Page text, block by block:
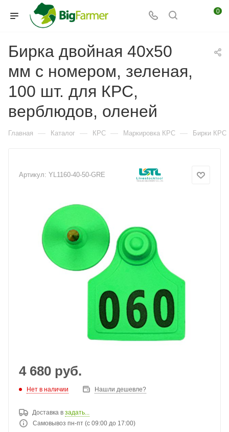
0
Бирка двойная 40х50
мм с номером, зеленая,
100 шт. для КРС,
верблюдов, оленей
Главная — Каталог — КРС — Маркировка КРС — Бирки КРС
Артикул: YL1160-40-50-GRE
4 680 руб.
Нет в наличии Нашли дешевле?
Доставка в задать...
Самовывоз пн-пт (с 09:00 до 17:00)